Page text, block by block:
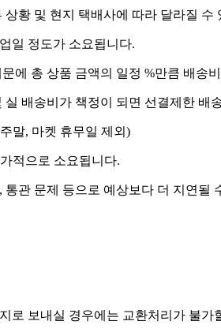
황 및 현지 택배사에 따라 달라질 수
일 정도가 소요됩니다.
에 총 상품 금액의 일정 %만큼 배송
배송비가 책정이 되면 선결제한 배
말, 마켓 휴무일 제외)
적으로 소요됩니다.
관 문제 등으로 예상보다 더 지연될
로 보내실 경우에는 교환처리가 불